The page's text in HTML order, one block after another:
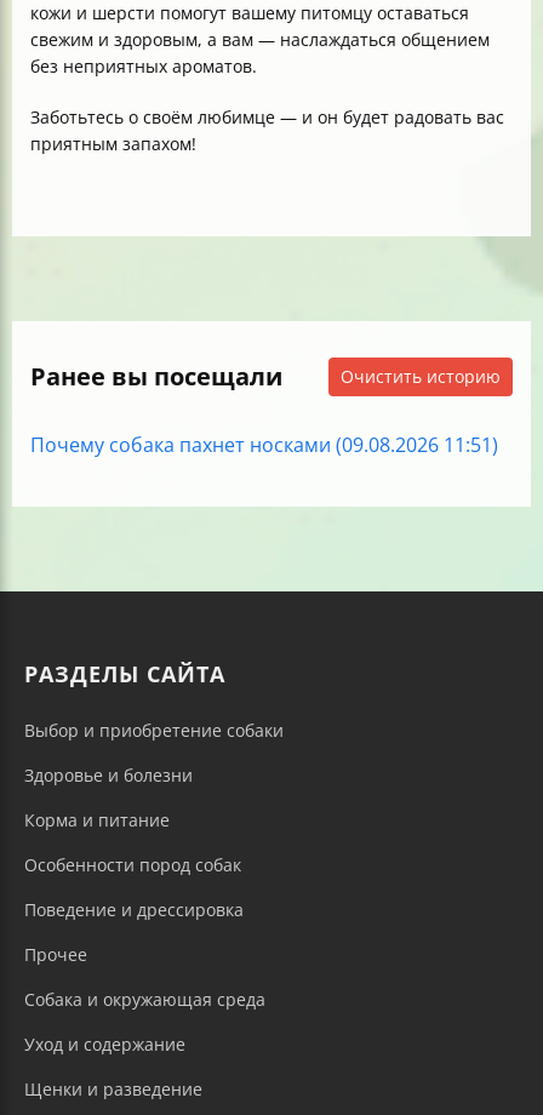
кожи и шерсти помогут вашему питомцу оставаться
свежим и здоровым, а вам — наслаждаться общением
без неприятных ароматов.
Заботьтесь о своём любимце — и он будет радовать вас
приятным запахом!
Ранее вы посещали Очистить историю
Почему собака пахнет носками (09.08.2026 11:51)
РАЗДЕЛЫ САЙТА
Выбор и приобретение собаки
Здоровье и болезни
Корма и питание
Особенности пород собак
Поведение и дрессировка
Прочее
Собака и окружающая среда
Уход и содержание
Щенки и разведение